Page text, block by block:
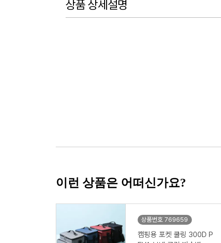
상품 상세설명
이런 상품은 어떠신가요?
상품번호 769659
캠핑용 포켓 쿨링 300D P